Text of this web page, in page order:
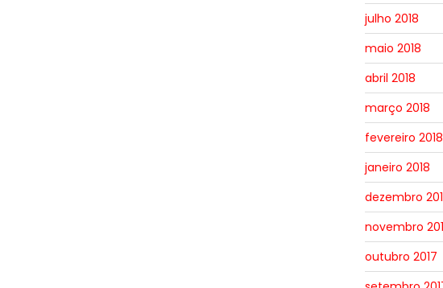
julho 2018
maio 2018
abril 2018
março 2018
fevereiro 2018
janeiro 2018
dezembro
novembro
outubro 2017